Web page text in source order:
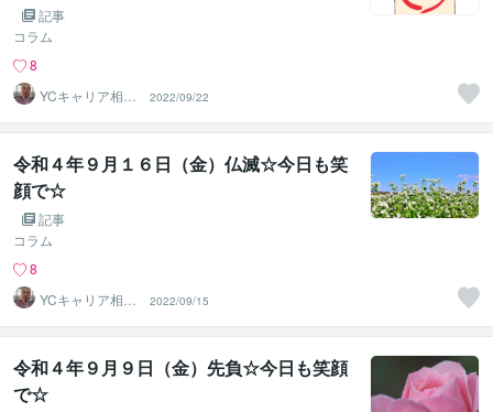
記事
コラム
8
YCキャリア相談
2022/09/22
令和４年９月１６日（金）仏滅☆今日も笑
顔で☆
記事
コラム
8
YCキャリア相談
2022/09/15
令和４年９月９日（金）先負☆今日も笑顔
で☆